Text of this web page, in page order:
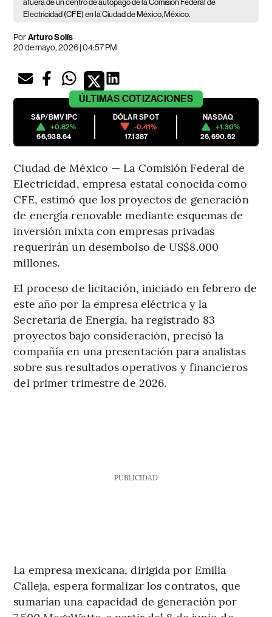
afuera de un centro de autopago de la Comisión Federal de
Electricidad (CFE) en la Ciudad de México, México.
PorArturo Solís
20 de mayo, 2026 | 04:57 PM
ÚLTIMAS COTIZACIONES
S&P/BMV IPC
+0.82%
66,938.64
DÓLAR SPOT
-0.41%
17.1387
NASDAQ
+1.30%
26,690.62
Ciudad de México — La Comisión Federal de
Electricidad, empresa estatal conocida como
CFE, estimó que los proyectos de generación
de energía renovable mediante esquemas de
inversión mixta con empresas privadas
requerirán un desembolso de US$8.000
millones.
El proceso de licitación, iniciado en febrero de
este año por la empresa eléctrica y la
Secretaría de Energía, ha registrado 83
proyectos bajo consideración, precisó la
compañía en una presentación para analistas
sobre sus resultados operativos y financieros
del primer trimestre de 2026.
PUBLICIDAD
La empresa mexicana, dirigida por Emilia
Calleja, espera formalizar los contratos, que
sumarían una capacidad de generación por